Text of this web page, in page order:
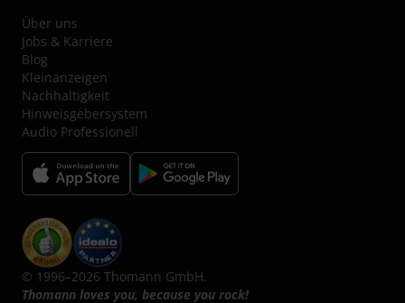
Über uns
Jobs & Karriere
Blog
Kleinanzeigen
Nachhaltigkeit
Hinweisgebersystem
Audio Professionell
© 1996–2026 Thomann GmbH.
Thomann loves you, because you rock!